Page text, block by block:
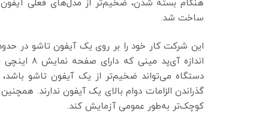
هنگام بسته شدن، ضخیم‌تر از مدل‌های فعلی آیفون
ساخت شد.
اندازه
دستگاه می‌تواند ضخیم‌تر از یک آیفون تاشو باشد،
گذراندن الزامات دوام بالای یک آیفون ندارند.
کوچک‌تر به‌طور عمومی آزمایش کند.